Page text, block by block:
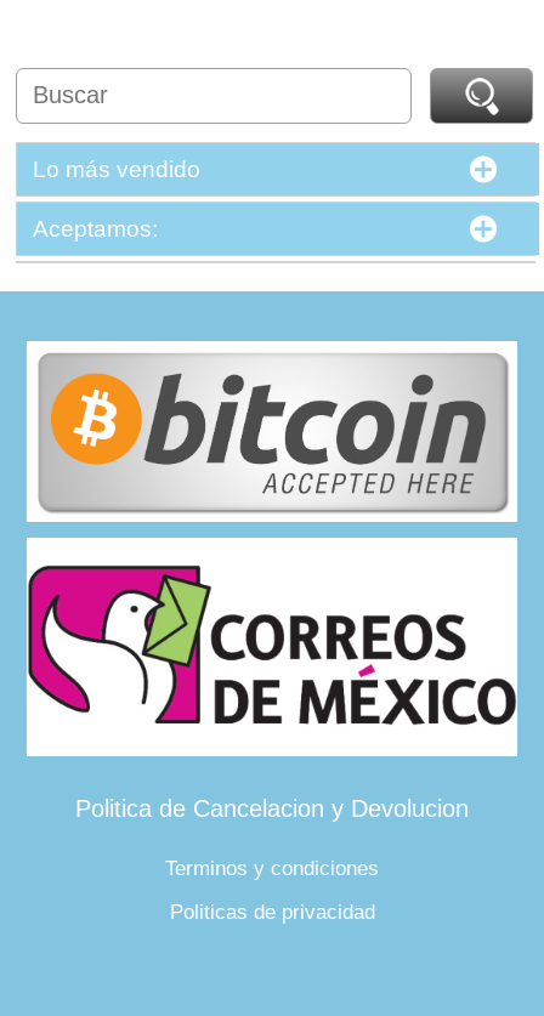
Lo más vendido
Aceptamos:
Politica de Cancelacion y Devolucion
Terminos y condiciones
Politicas de privacidad